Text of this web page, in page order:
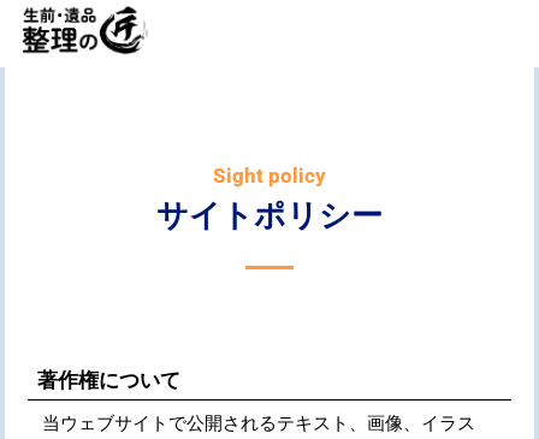
を
Sight policy
サイトポリシー
著作権について
当ウェブサイトで公開されるテキスト、画像、イラス